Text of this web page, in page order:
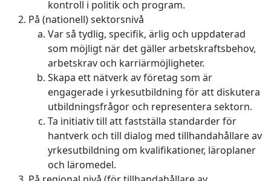
kontroll i politik och program.
På (nationell) sektorsnivå
Var så tydlig, specifik, ärlig och uppdaterad
som möjligt när det gäller arbetskraftsbehov,
arbetskrav och karriärmöjligheter.
Skapa ett nätverk av företag som är
engagerade i yrkesutbildning för att diskutera
utbildningsfrågor och representera sektorn.
Ta initiativ till att fastställa standarder för
hantverk och till dialog med tillhandahållare av
yrkesutbildning om kvalifikationer, läroplaner
och läromedel.